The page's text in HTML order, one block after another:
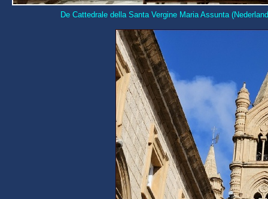
De Cattedrale della Santa Vergine Maria Assunta